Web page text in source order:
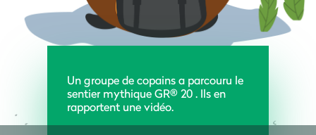
Un groupe de copains a parcouru le
sentier mythique GR® 20 . Ils en
rapportent une vidéo.